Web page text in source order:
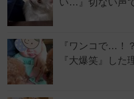
い…』切ない声
『ワンコで…！
『大爆笑』し